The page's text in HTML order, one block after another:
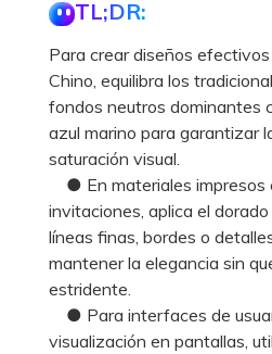
TL;DR:
Para crear diseños
Chino, equilibra los
fondos neutros dominantes
azul marino para garantizar
saturación visual.
● En materiales impresos
invitaciones, aplica el
líneas finas, bordes o
mantener la elegancia sin
estridente.
● Para interfaces de
visualización en pantallas,